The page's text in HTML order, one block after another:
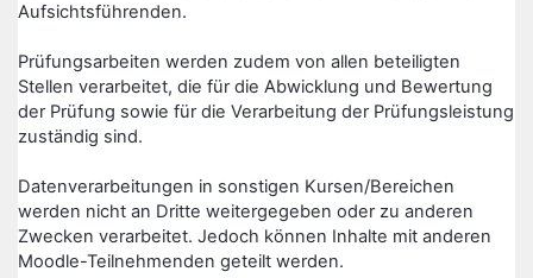
Aufsichtsführenden.
Prüfungsarbeiten werden zudem von allen beteiligten
Stellen verarbeitet, die für die Abwicklung und Bewertung
der Prüfung sowie für die Verarbeitung der Prüfungsleistung
zuständig sind.
Datenverarbeitungen in sonstigen Kursen/Bereichen
werden nicht an Dritte weitergegeben oder zu anderen
Zwecken verarbeitet. Jedoch können Inhalte mit anderen
Moodle-Teilnehmenden geteilt werden.